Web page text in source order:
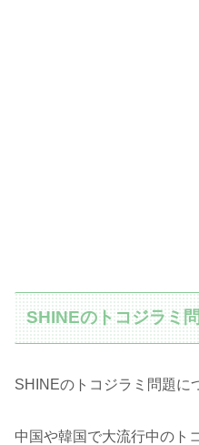
SHINEのトコジラミ
SHINEのトコジラミ問題に
中国や韓国で大流行中のト